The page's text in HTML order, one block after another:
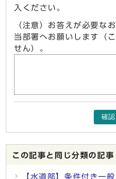
入ください。
（注意）お答えが必要な
当部署へお願いします（
せん）。
確認
この記事と同じ分類の記事
【水道部】条件付き一